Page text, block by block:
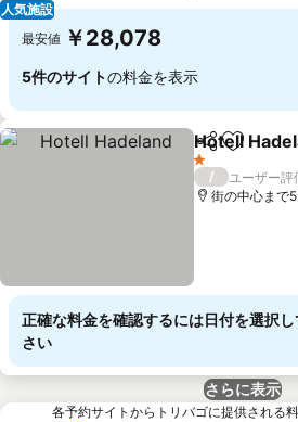
人気施設
最安値 ￥28,078
5件のサイトの料金を表示
シェアお気に
Hotell
1 ホテルのランク
/
ユーザー
街の中心まで
正確な料金を確認するには日付を選択
さい
さらに表示
各予約サイトからトリバゴに提供される